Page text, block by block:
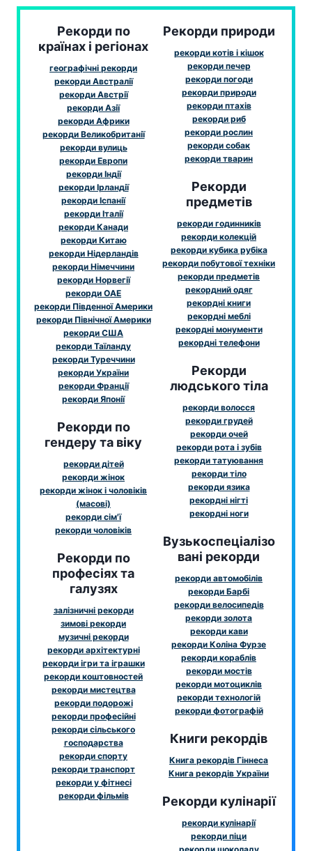
Рекорди по
країнах і регіонах
географічні рекорди
рекорди Австралії
рекорди Австрії
рекорди Азії
рекорди Африки
рекорди Великобританії
рекорди вулиць
рекорди Европи
рекорди Індії
рекорди Ірландії
рекорди Іспанії
рекорди Італії
рекорди Канади
рекорди Китаю
рекорди Нідерландів
рекорди Німеччини
рекорди Норвегії
рекорди ОАЕ
рекорди Південної Америки
рекорди Північної Америки
рекорди США
рекорди Таїланду
рекорди Туреччини
рекорди України
рекорди Франції
рекорди Японії
Рекорди по
гендеру та віку
рекорди дітей
рекорди жінок
рекорди жінок і чоловіків
(масові)
рекорди сім'ї
рекорди чоловіків
Рекорди по
професіях та
галузях
залізничні рекорди
зимові рекорди
музичні рекорди
рекорди архітектурні
рекорди ігри та іграшки
рекорди коштовностей
рекорди мистецтва
рекорди подорожі
рекорди професійні
рекорди сільського
господарства
рекорди спорту
рекорди транспорт
рекорди у фітнесі
рекорди фільмів
Рекорди природи
рекорди котів і кішок
рекорди печер
рекорди погоди
рекорди природи
рекорди птахів
рекорди риб
рекорди рослин
рекорди собак
рекорди тварин
Рекорди
предметів
рекорди годинників
рекорди колекцій
рекорди кубика рубіка
рекорди побутової техніки
рекорди предметів
рекордний одяг
рекордні книги
рекордні меблі
рекордні монументи
рекордні телефони
Рекорди
людського тіла
рекорди волосся
рекорди грудей
рекорди очей
рекорди рота і зубів
рекорди татуювання
рекорди тіло
рекорди язика
рекордні нігті
рекордні ноги
Вузькоспеціалізо
вані рекорди
рекорди автомобілів
рекорди Барбі
рекорди велосипедів
рекорди золота
рекорди кави
рекорди Коліна Фурзе
рекорди кораблів
рекорди мостів
рекорди мотоциклів
рекорди технологій
рекорди фотографій
Книги рекордів
Книга рекордів Гіннеса
Книга рекордів України
Рекорди кулінарії
рекорди кулінарії
рекорди піци